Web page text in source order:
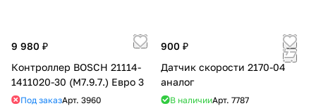
9 980 ₽
Контроллер BOSCH 21114-
1411020-30 (M7.9.7.) Евро 3
Под заказАрт. 3960
900 ₽
Датчик скорости 2170-04
аналог
В наличииАрт. 7787